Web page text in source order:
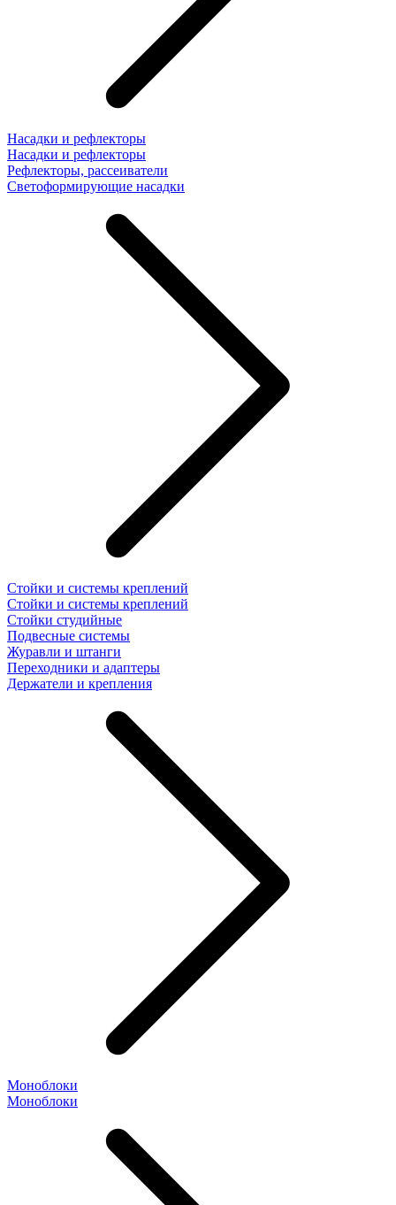
Насадки и рефлекторы
Насадки и рефлекторы
Рефлекторы, рассеиватели
Светоформирующие насадки
Стойки и системы креплений
Стойки и системы креплений
Стойки студийные
Подвесные системы
Журавли и штанги
Переходники и адаптеры
Держатели и крепления
Моноблоки
Моноблоки